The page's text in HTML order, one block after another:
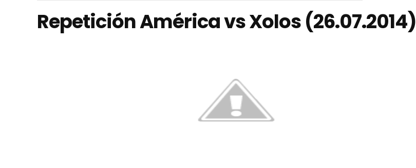
Repetición América vs Xolos (26.07.2014)